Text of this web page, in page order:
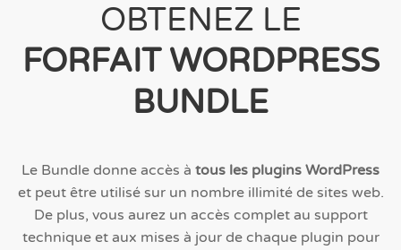
OBTENEZ LE
FORFAIT WORDPRESS
BUNDLE
Le Bundle donne accès à tous les plugins WordPress
et peut être utilisé sur un nombre illimité de sites web.
De plus, vous aurez un accès complet au support
technique et aux mises à jour de chaque plugin pour